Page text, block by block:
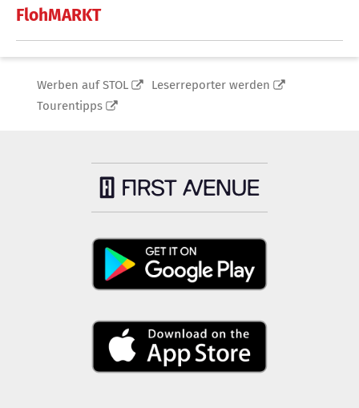
FlohMARKT
Werben auf STOL
Leserreporter werden
Tourentipps